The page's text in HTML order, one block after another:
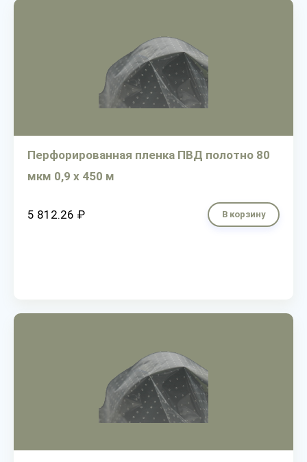
Перфорированная пленка ПВД полотно 80
мкм 0,9 х 450 м
5 812.26 ₽ В корзину